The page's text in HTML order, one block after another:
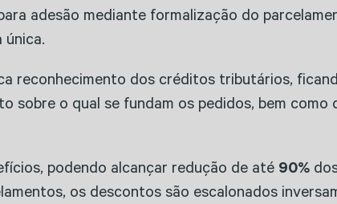
adesão mediante formalização do
única.
reconhecimento dos créditos tributários,
sobre o qual se fundam os pedidos, bem como
podendo alcançar redução de até 90%
os descontos são escalonados